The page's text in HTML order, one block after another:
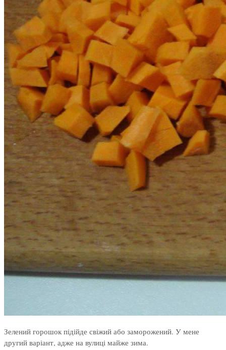
Зелений горошок підійде свіжий або заморожений. У мене
другий варіант, адже на вулиці майже зима.